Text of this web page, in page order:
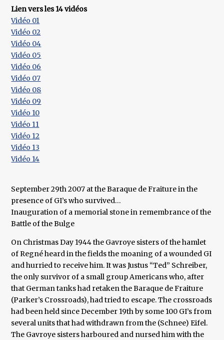
Lien vers les 14 vidéos
Vidéo 01
Vidéo 02
Vidéo 04
Vidéo 05
Vidéo 06
Vidéo 07
Vidéo 08
​Vidéo 09
Vidéo 10
Vidéo 11
Vidéo 12
Vidéo 13
Vidéo 14
September 29th 2007 at the Baraque de Fraiture in the
presence of GI’s who survived…
Inauguration of a memorial stone in remembrance of the
Battle of the Bulge
On Christmas Day 1944 the Gavroye sisters of the hamlet
of Regné heard in the fields the moaning of a wounded GI
and hurried to receive him. It was Justus “Ted” Schreiber,
the only survivor of a small group Americans who, after
that German tanks had retaken the Baraque de Fraiture
(Parker’s Crossroads), had tried to escape. The crossroads
had been held since December 19th by some 100 GI’s from
several units that had withdrawn from the (Schnee) Eifel.
The Gavroye sisters harboured and nursed him with the